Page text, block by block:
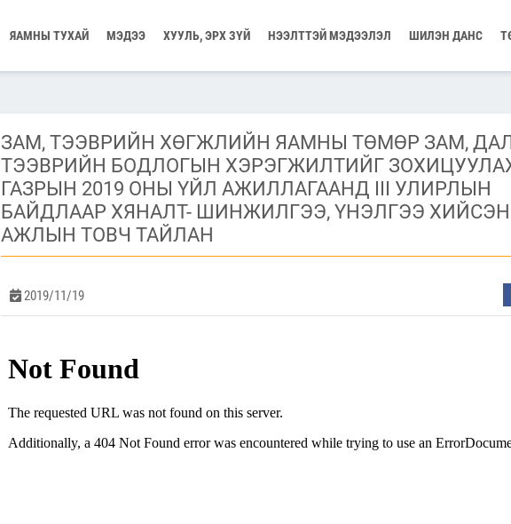
ЯАМНЫ ТУХАЙ МЭДЭЭ ХУУЛЬ, ЭРХ ЗҮЙ НЭЭЛТТЭЙ МЭДЭЭЛЭЛ ШИЛЭН ДАНС
ЗАМ, ТЭЭВРИЙН ХӨГЖЛИЙН ЯАМНЫ ТӨМӨР ЗАМ,
ТЭЭВРИЙН БОДЛОГЫН ХЭРЭГЖИЛТИЙГ
ГАЗРЫН 2019 ОНЫ ҮЙЛ АЖИЛЛАГААНД III УЛИРЛЫН
БАЙДЛААР ХЯНАЛТ- ШИНЖИЛГЭЭ, ҮНЭЛГЭЭ ХИЙСЭН
АЖЛЫН ТОВЧ ТАЙЛАН
2019/11/19